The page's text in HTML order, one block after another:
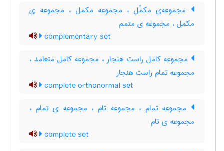
مجموعه‌ی مکمّل ، مجموعه مکمل ، مجموعه ی
مکمل ، مجموعه ی متمم
complementary set
مجموعه کامل راست هنجار ، مجموعه کامل متعامد ،
مجموعه تمام راست هنجار
complete orthonormal set
مجموعه تمام ، مجموعه تام ، مجموعه ی تمام ،
مجموعه ی تام
complete set